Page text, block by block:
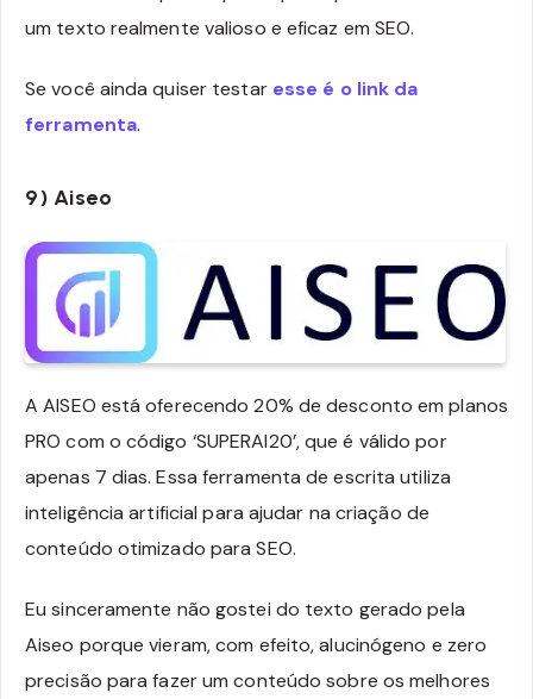
um texto realmente valioso e eficaz em SEO.
Se você ainda quiser testar esse é o link da
ferramenta.
9) Aiseo
A AISEO está oferecendo 20% de desconto em planos
PRO com o código ‘SUPERAI20’, que é válido por
apenas 7 dias. Essa ferramenta de escrita utiliza
inteligência artificial para ajudar na criação de
conteúdo otimizado para SEO.
Eu sinceramente não gostei do texto gerado pela
Aiseo porque vieram, com efeito, alucinógeno e zero
precisão para fazer um conteúdo sobre os melhores